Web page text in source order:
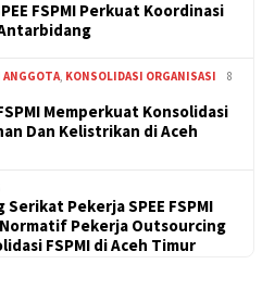
FSPMI Perkuat Koordinasi
ANGGOTA, KONSOLIDASI ORGANISASI
8
Memperkuat Konsolidasi
Dan Kelistrikan di Aceh
Serikat Pekerja SPEE FSPMI
Pekerja Outsourcing
FSPMI di Aceh Timur